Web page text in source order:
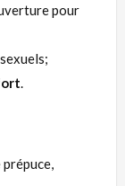
pour
.
prépuce,